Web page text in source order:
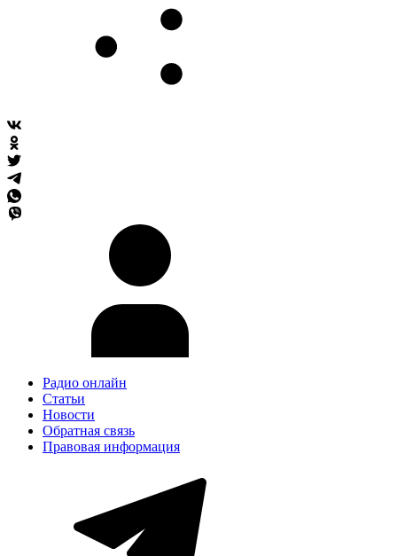
Радио онлайн
Статьи
Новости
Обратная связь
Правовая информация